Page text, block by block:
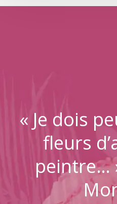
« Je dois
fleurs
peintre…